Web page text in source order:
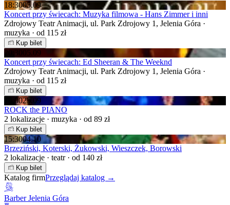
18:3005.09
Koncert przy świecach: Muzyka filmowa - Hans Zimmer i inni
Zdrojowy Teatr Animacji, ul. Park Zdrojowy 1, Jelenia Góra ·
muzyka · od 115 zł
Kup bilet
20:3005.09
Koncert przy świecach: Ed Sheeran & The Weeknd
Zdrojowy Teatr Animacji, ul. Park Zdrojowy 1, Jelenia Góra ·
muzyka · od 115 zł
Kup bilet
19:0025.09
ROCK the PIANO
2 lokalizacje · muzyka · od 89 zł
Kup bilet
15:3004.10
Brzeziński, Koterski, Żukowski, Wieszczek, Borowski
2 lokalizacje · teatr · od 140 zł
Kup bilet
Katalog firmPrzeglądaj katalog →
Barber Jelenia Góra